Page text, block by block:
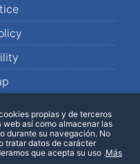
propias y de terceros
así como almacenar las
durante su navegación. No
tratar datos de carácter
que acepta su uso .Más